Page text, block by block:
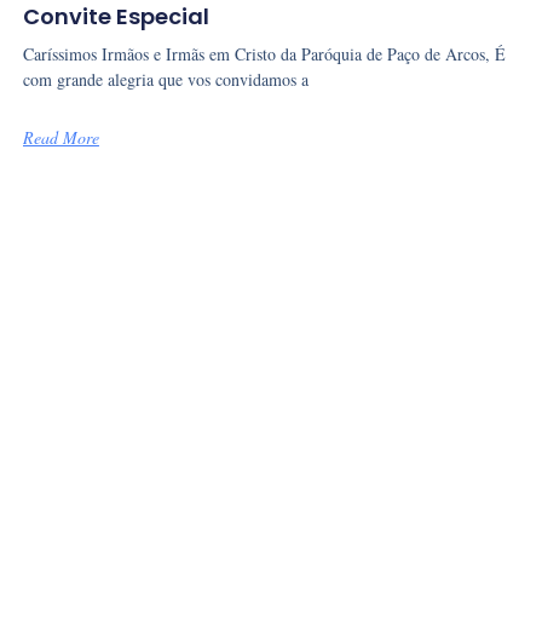
Convite Especial
Caríssimos Irmãos e Irmãs em Cristo da Paróquia de Paço de Arcos, É
com grande alegria que vos convidamos a
Read More